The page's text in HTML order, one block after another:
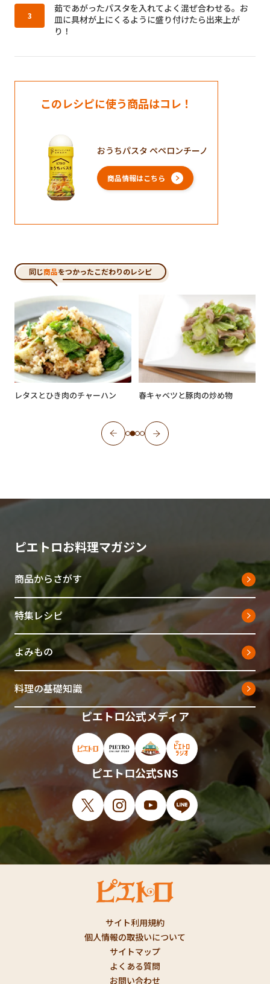
作り方3：
茹であがったパスタを入れてよく混ぜ合わせる。お
皿に具材が上にくるように盛り付けたら出来上が
り！
このレシピに使う商品はコレ！
おうちパスタ ペペロンチーノ
商品情報はこちら
同じ商品をつかったこだわりのレシピ
レタスとひき肉のチャーハン 春キャベツと豚肉の炒め物
ピエトロお料理マガジン
商品からさがす
特集レシピ
よみもの
料理の基礎知識
ピエトロ公式メディア
ピエトロ公式サイト（新しいウィンドウで
ピエトロオンラインストア（新しい
ピエトロホームタウン（新
ピエトロラジオ（新
ピエトロ公式SNS
X（新しいウィンドウで開きます）
Instagram（新しいウィンドウで開
YouTube（新しいウィンド
LINE（新しいウィン
サイト利用規約
個人情報の取扱いについて
サイトマップ
よくある質問
お問い合わせ